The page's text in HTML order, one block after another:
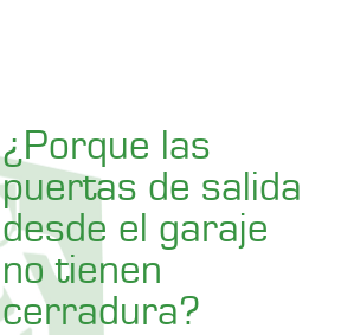
¿Porque las
puertas de salida
desde el garaje
no tienen
cerradura?